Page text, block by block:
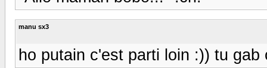
manu sx3
ho putain c'est parti loin :)) tu